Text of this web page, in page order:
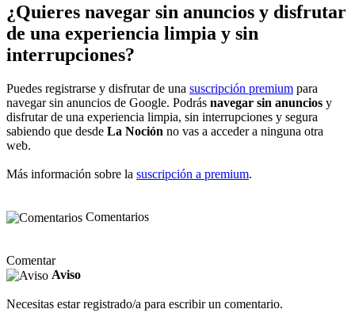
¿Quieres navegar sin anuncios y disfrutar
de una experiencia limpia y sin
interrupciones?
Puedes registrarse y disfrutar de una suscripción premium para
navegar sin anuncios de Google. Podrás navegar sin anuncios y
disfrutar de una experiencia limpia, sin interrupciones y segura
sabiendo que desde La Noción no vas a acceder a ninguna otra
web.
Más información sobre la suscripción a premium.
Comentarios
Comentar
Aviso
Necesitas estar registrado/a para escribir un comentario.